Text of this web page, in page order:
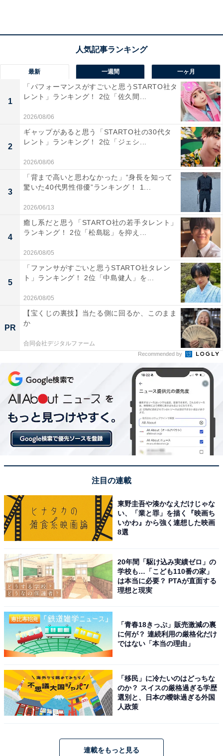
万9396円。ただし、家賃などは地域や条件によって異な
るため、住居費を除いた約16万円程度が回答者の属性に
近い平均生活費ということになります。
回答者に、実家を出る予定について聞くと「一時的な滞
また、恋愛や結婚願望については「どちらともいえな
い」とし、「したいが面倒も多いので」と話しました。
一時的な滞在だが「親が高齢なので、最後に一緒
に住んでいる」
現在、実家暮らしを選択している理由は「お金を節約す
るため」と明かしました。
「一時的な滞在です。アパートなどを借りると費用がか
さむので実家に滞在しています。また、帰省していると
いう意味合いもあります」と続けています。
また、現在の実家暮らしにはもう1つ大きな理由がある
そうです。「親が高齢で先が長くないので、最後に一緒
に住んでいるという面もあります」とその旨を語りまし
た。
「仕事が見つかりにくく稼ぎにくいです」
一方で、実家暮らしで苦労しているのは「立地的に不便
なところ」と回答。
「仕事を探したり、何かの用事で街に出る時は疲れるし
時間がかかります。駅までも自転車で15分、自転車置き
場から8分ほど歩くことになるので疲れます。雨だと濡
かります」と続け、実家での不便さを告白しました。
自分自身で生活の拠点を考えられる1人暮らしとは違
ているようです。
最新 一週間 一ヶ月
1
「パフォーマンスがすごいと思うSTARTO社タ
レント」ランキング！ 2位「佐久間...
2026/08/06
2
ギャップがあると思う「STARTO社の30代タ
レント」ランキング！ 2位「ジェシ...
2026/08/06
3
「背まで高いと思わなかった」“身長を知って
驚いた40代男性俳優”ランキング！ 1...
2026/06/13
4
癒し系だと思う「STARTO社の若手タレント」
ランキング！ 2位「松島聡」を抑え...
2026/08/05
5
「ファンサがすごいと思うSTARTO社タレン
ト」ランキング！ 2位「中島健人」を...
2026/08/05
PR
【宝くじの裏技】当たる側に回るか、このまま
か
合同会社デジタルファーム
Recommended by
注目の連載
東野圭吾や湊かなえだけじゃな
い、「業と罪」を描く『映画ち
いかわ』から強く連想した映画
8選
20年間「駆け込み実績ゼロ」の
学校も…「こども110番の家」
は本当に必要？ PTAが直面する
理想と現実
「青春18きっぷ」販売激減の裏
に何が？ 連続利用の厳格化だけ
ではない「本当の理由」
「移民」に冷たいのはどっちな
のか？ スイスの厳格過ぎる学歴
選別と、日本の曖昧過ぎる外国
人政策
連載をもっと見る